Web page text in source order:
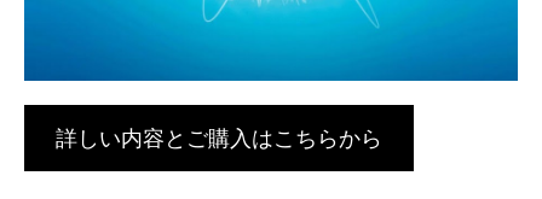
詳しい内容とご購入はこちらから